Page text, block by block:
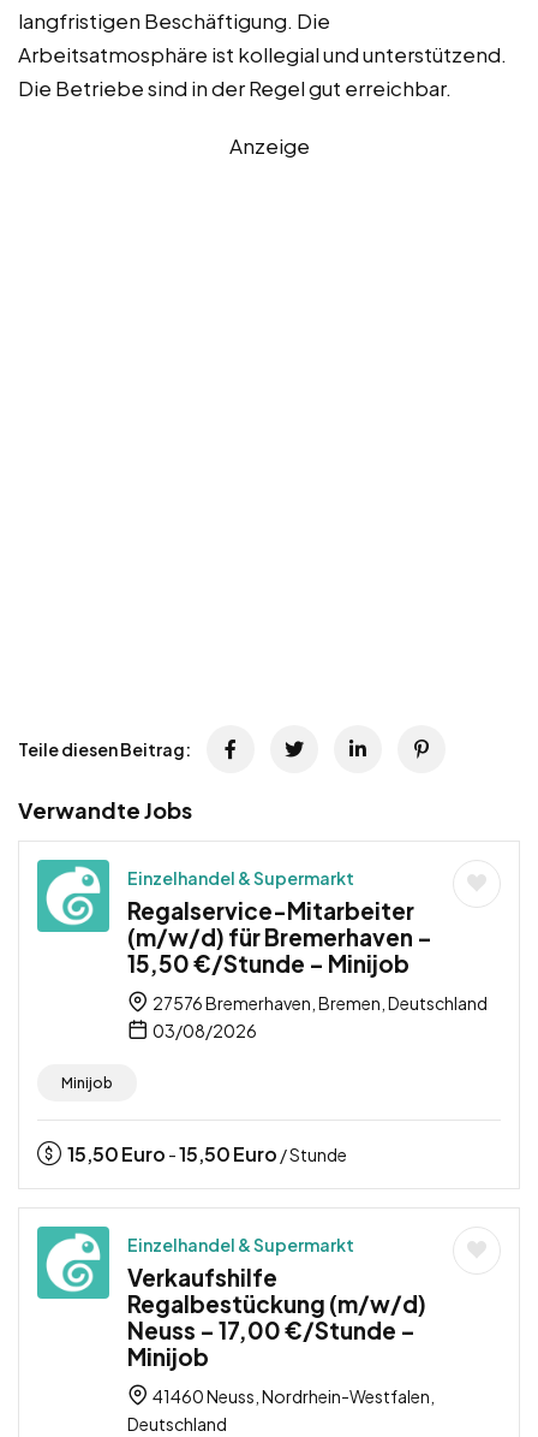
langfristigen Beschäftigung. Die
Arbeitsatmosphäre ist kollegial und unterstützend.
Die Betriebe sind in der Regel gut erreichbar.
Anzeige
Teile diesen Beitrag:
Verwandte Jobs
Einzelhandel & Supermarkt
Regalservice-Mitarbeiter
(m/w/d) für Bremerhaven –
15,50 €/Stunde – Minijob
27576 Bremerhaven, Bremen, Deutschland
03/08/2026
Minijob
15,50Euro -15,50Euro / Stunde
Einzelhandel & Supermarkt
Verkaufshilfe
Regalbestückung (m/w/d)
Neuss – 17,00 €/Stunde –
Minijob
41460 Neuss, Nordrhein-Westfalen,
Deutschland